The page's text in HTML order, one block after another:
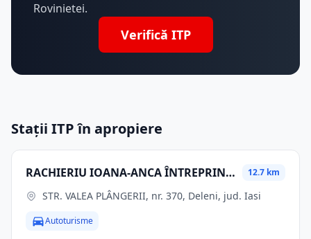
Rovinietei.
Verifică ITP
Stații ITP în apropiere
RACHIERIU IOANA-ANCA ÎNTREPRINDERE INDIVIDUALĂ 12.7 km
STR. VALEA PLÂNGERII, nr. 370, Deleni, jud. Iasi
Autoturisme